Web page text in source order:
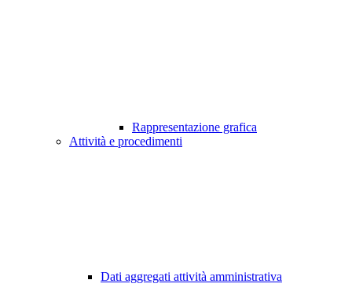
Rappresentazione grafica
Attività e procedimenti
Dati aggregati attività amministrativa